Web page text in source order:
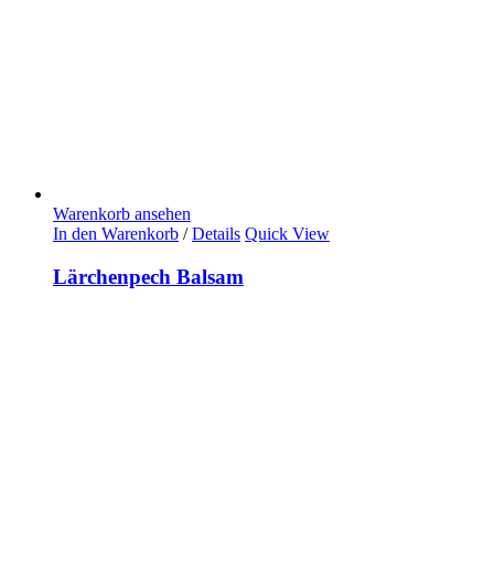
Warenkorb ansehen
In den Warenkorb / Details Quick View
Lärchenpech Balsam